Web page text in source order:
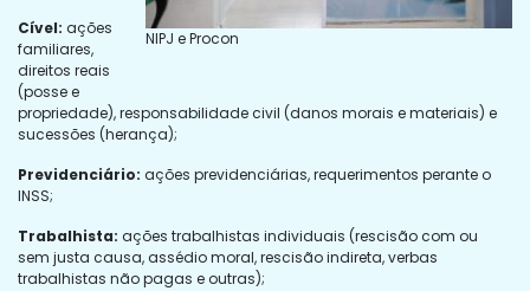
NIPJ e Procon
Cível: ações
familiares,
direitos reais
(posse e
propriedade), responsabilidade civil (danos morais e materiais) e
sucessões (herança);
Previdenciário: ações previdenciárias, requerimentos perante o
INSS;
Trabalhista: ações trabalhistas individuais (rescisão com ou
sem justa causa, assédio moral, rescisão indireta, verbas
trabalhistas não pagas e outras);